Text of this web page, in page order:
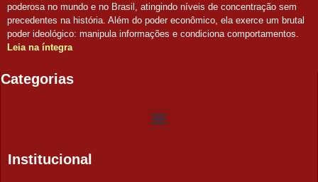
poderosa no mundo e no Brasil, atingindo níveis de concentração sem
precedentes na história. Além do poder econômico, ela exerce um brutal
poder ideológico: manipula informações e condiciona comportamentos.
Leia na íntegra
Categorias
Institucional